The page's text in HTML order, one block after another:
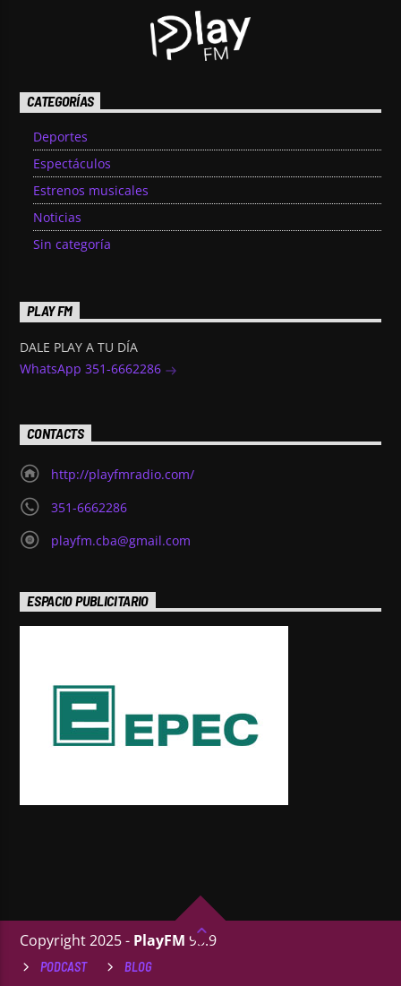
CATEGORÍAS
Deportes
Espectáculos
Estrenos musicales
Noticias
Sin categoría
PLAY FM
DALE PLAY A TU DÍA
WhatsApp 351-6662286
CONTACTS
http://playfmradio.com/
351-6662286
playfm.cba@gmail.com
ESPACIO PUBLICITARIO
Copyright 2025 - PlayFM 95.9
PODCAST BLOG